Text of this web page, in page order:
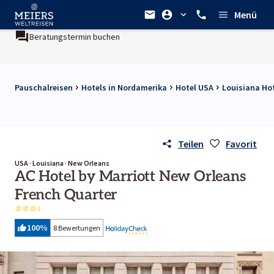
Menü
Beratungstermin buchen
Pauschalreisen Hotels in Nordamerika Hotel USA Louisiana
Teilen Favorit
USA · Louisiana · New Orleans
AC Hotel by Marriott New Orleans
French Quarter
100% 8 Bewertungen